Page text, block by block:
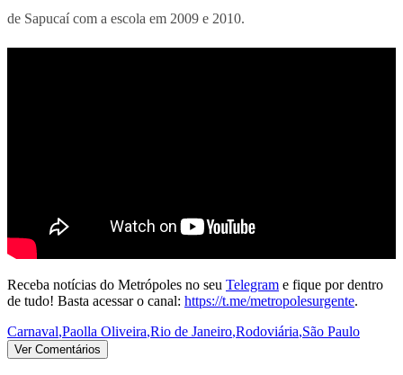
de Sapucaí com a escola em 2009 e 2010.
Receba notícias do Metrópoles no seu Telegram e fique por dentro
de tudo! Basta acessar o canal: https://t.me/metropolesurgente.
Carnaval,Paolla Oliveira,Rio de Janeiro,Rodoviária,São Paulo
Ver Comentários